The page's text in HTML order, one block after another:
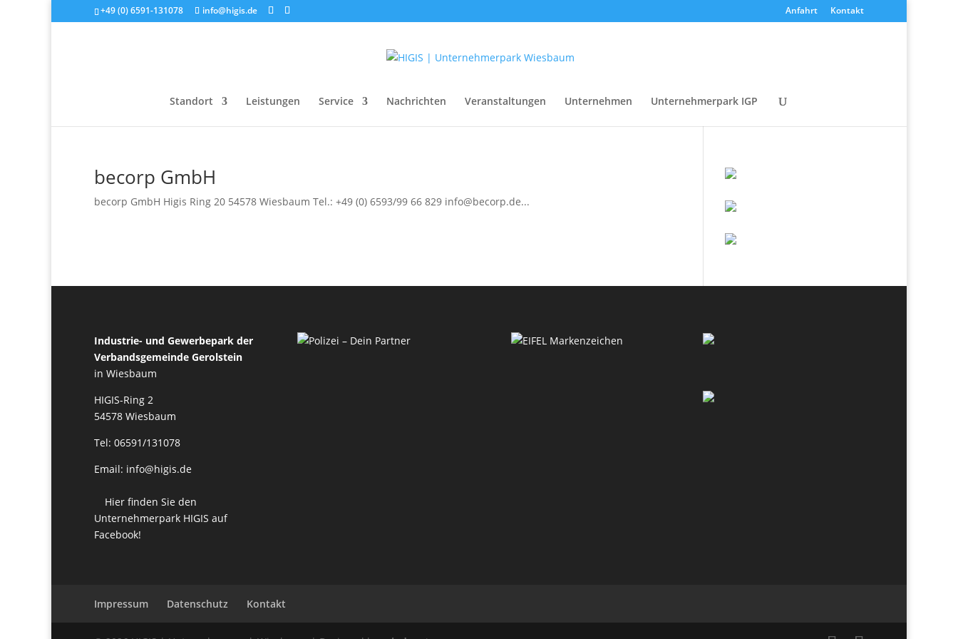
+49 (0) 6591-131078 info@higis.de Anfahrt Kontakt
Standort Leistungen Service Nachrichten Veranstaltungen Unternehmen Unternehmerpark IGP
becorp GmbH
becorp GmbH Higis Ring 20 54578 Wiesbaum Tel.: +49 (0) 6593/99 66 829 info@becorp.de...
Industrie- und Gewerbepark der
Verbandsgemeinde Gerolstein
in Wiesbaum
HIGIS-Ring 2
54578 Wiesbaum
Tel: 06591/131078
Email: info@higis.de
Hier finden Sie den
Unternehmerpark HIGIS auf
Facebook!
Impressum Datenschutz Kontakt